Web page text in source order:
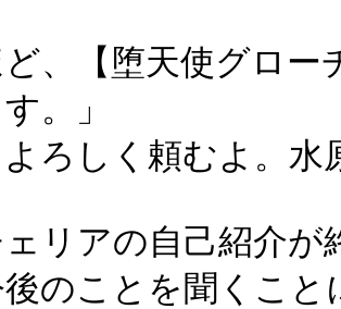
ど、【堕天使グロ
。」
よろしく頼むよ。水
リアの自己紹介
後のことを聞くこと